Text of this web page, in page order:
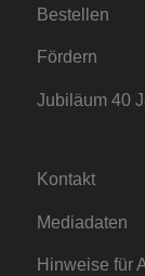
Bestellen
Fördern
Jubiläum 40
Kontakt
Mediadaten
Hinweise für